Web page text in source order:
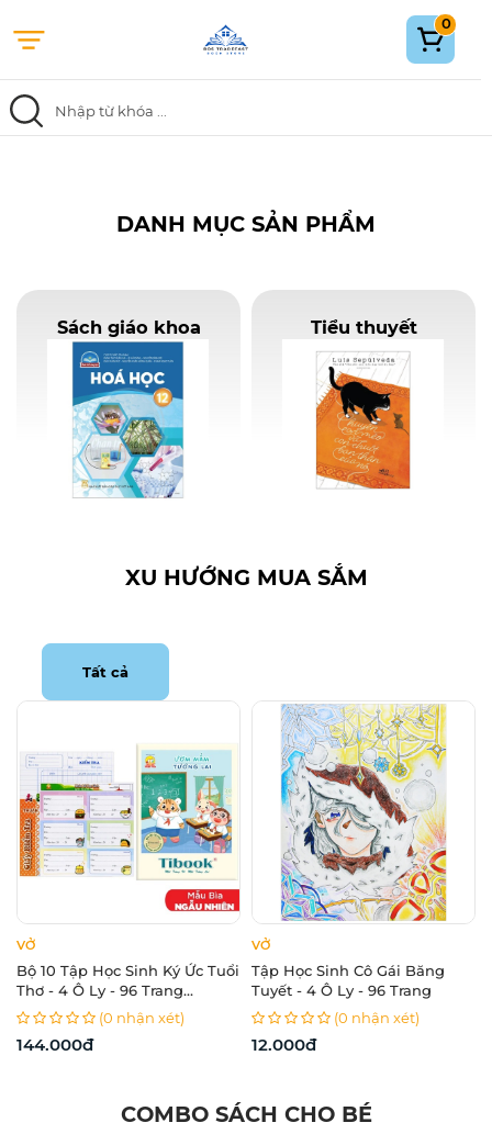
0
Trang chủ
Blog
Tuyển dụng
Về chúng tôi
DANH MỤC SẢN PHẨM
Sách giáo khoa Tiểu thuyết
XU HƯỚNG MUA SẮM
Tất cả
VỞ
Bộ 10 Tập Học Sinh Ký Ức Tuổi
Thơ - 4 Ô Ly - 96 Trang
120gsm - Tân Thuận Tiến +
Tặng Kèm 1 Xấp Nhãn + 1 Tập
Kiểm Tra
(0 nhận xét)
144.000đ
VỞ
Tập Học Sinh Cô Gái Băng
Tuyết - 4 Ô Ly - 96 Trang
(0 nhận xét)
12.000đ
COMBO SÁCH CHO BÉ